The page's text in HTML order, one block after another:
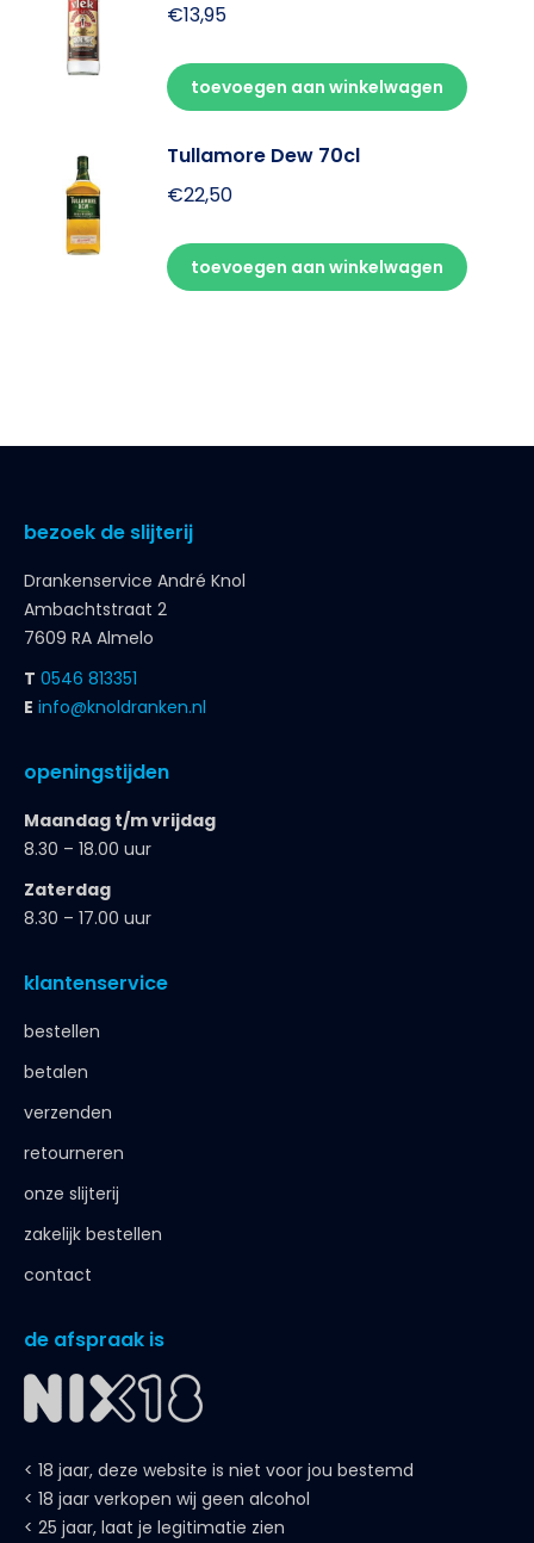
€13,95
toevoegen aan winkelwagen
Tullamore Dew 70cl
€22,50
toevoegen aan winkelwagen
bezoek de slijterij
Drankenservice André Knol
Ambachtstraat 2
7609 RA Almelo
T 0546 813351
E info@knoldranken.nl
openingstijden
Maandag t/m vrijdag
8.30 – 18.00 uur
Zaterdag
8.30 – 17.00 uur
klantenservice
bestellen
betalen
verzenden
retourneren
onze slijterij
zakelijk bestellen
contact
de afspraak is
< 18 jaar, deze website is niet voor jou bestemd
< 18 jaar verkopen wij geen alcohol
< 25 jaar, laat je legitimatie zien